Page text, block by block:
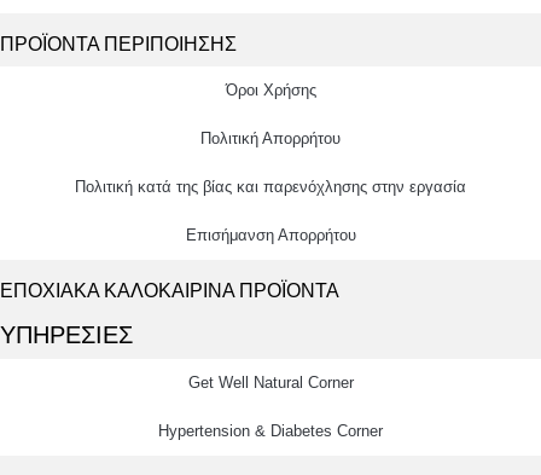
ΠΡΟΪΟΝΤΑ ΠΕΡΙΠΟΙΗΣΗΣ
Όροι Χρήσης
Πολιτική Απορρήτου
Πολιτική κατά της βίας και παρενόχλησης στην εργασία
Επισήμανση Απορρήτου
ΕΠΟΧΙΑΚΑ ΚΑΛΟΚΑΙΡΙΝΑ ΠΡΟΪΟΝΤΑ
ΥΠΗΡΕΣΙΕΣ
Get Well Natural Corner
Hypertension & Diabetes Corner